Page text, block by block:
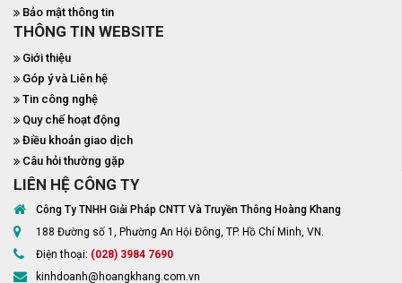
Bảo mật thông tin
THÔNG TIN WEBSITE
Giới thiệu
Góp ý và Liên hệ
Tin công nghệ
Quy chế hoạt động
Điều khoản giao dịch
Câu hỏi thường gặp
LIÊN HỆ CÔNG TY
Công Ty TNHH Giải Pháp CNTT Và Truyền Thông Hoàng Khang
188 Đường số 1, Phường An Hội Đông, TP. Hồ Chí Minh, VN.
Điện thoại: (028) 3984 7690
kinhdoanh@hoangkhang.com.vn